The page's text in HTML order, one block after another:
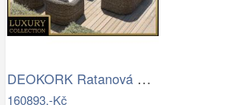
DEOKORK Ratanová modulová sestava…
160893,-Kč